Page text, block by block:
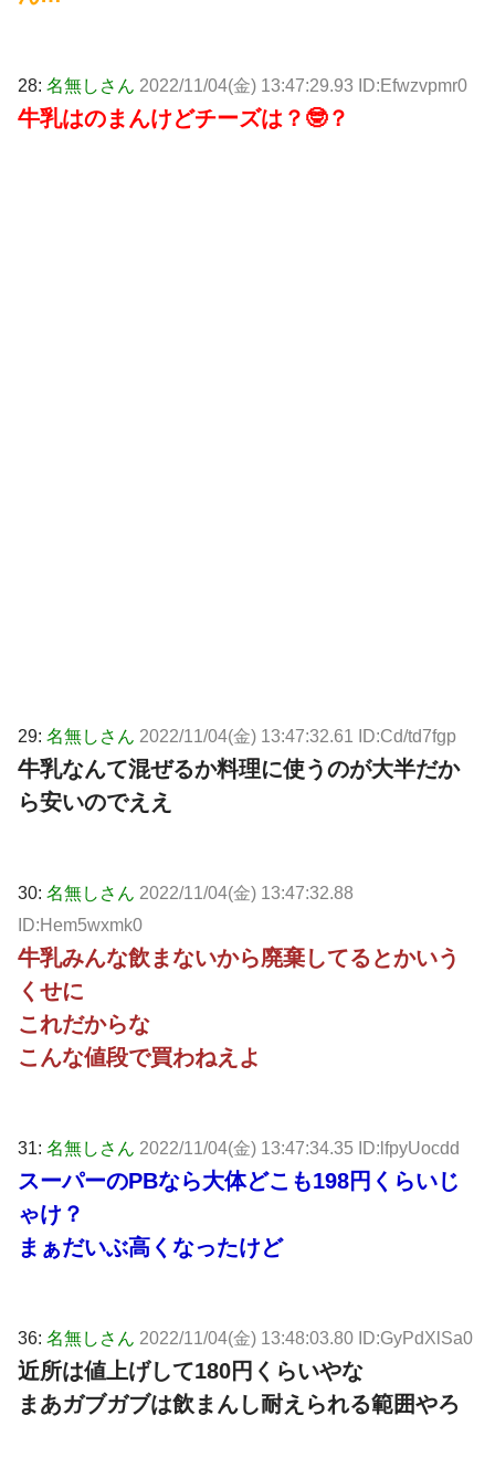
28: 名無しさん 2022/11/04(金) 13:47:29.93 ID:Efwzvpmr0
牛乳はのまんけどチーズは？🤓？
29: 名無しさん 2022/11/04(金) 13:47:32.61 ID:Cd/td7fgp
牛乳なんて混ぜるか料理に使うのが大半だか
ら安いのでええ
30: 名無しさん 2022/11/04(金) 13:47:32.88
ID:Hem5wxmk0
牛乳みんな飲まないから廃棄してるとかいう
くせに
これだからな
こんな値段で買わねえよ
31: 名無しさん 2022/11/04(金) 13:47:34.35 ID:lfpyUocdd
スーパーのPBなら大体どこも198円くらいじ
ゃけ？
まぁだいぶ高くなったけど
36: 名無しさん 2022/11/04(金) 13:48:03.80 ID:GyPdXlSa0
近所は値上げして180円くらいやな
まあガブガブは飲まんし耐えられる範囲やろ